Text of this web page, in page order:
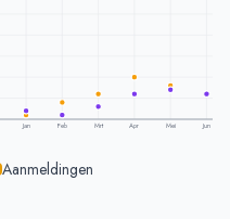
Jan Feb Mrt Apr Mei Jun
Aanmeldingen